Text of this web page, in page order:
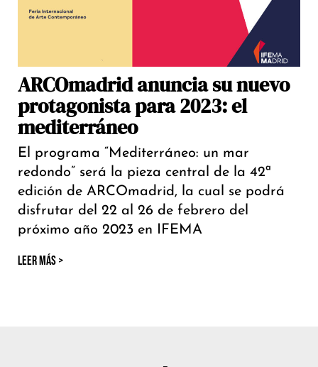
ARCOmadrid anuncia su nuevo
protagonista para 2023: el
mediterráneo
El programa “Mediterráneo: un mar
redondo” será la pieza central de la 42ª
edición de ARCOmadrid, la cual se podrá
disfrutar del 22 al 26 de febrero del
próximo año 2023 en IFEMA
LEER MÁS >